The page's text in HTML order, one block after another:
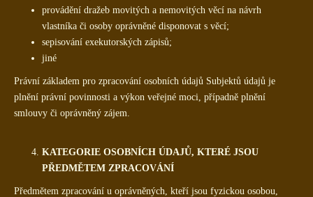
provádění dražeb movitých a nemovitých věcí na návrh
vlastníka či osoby oprávněné disponovat s věcí;
sepisování exekutorských zápisů;
jiné
Právní základem pro zpracování osobních údajů Subjektů údajů je
plnění právní povinnosti a výkon veřejné moci, případně plnění
smlouvy či oprávněný zájem.
KATEGORIE OSOBNÍCH ÚDAJŮ, KTERÉ JSOU
PŘEDMĚTEM ZPRACOVÁNÍ
Předmětem zpracování u oprávněných, kteří jsou fyzickou osobou,